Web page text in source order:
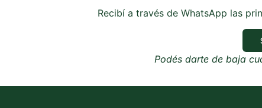
Recibí a través de WhatsApp las
Podés darte de baja